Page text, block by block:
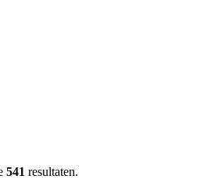
541 resultaten.